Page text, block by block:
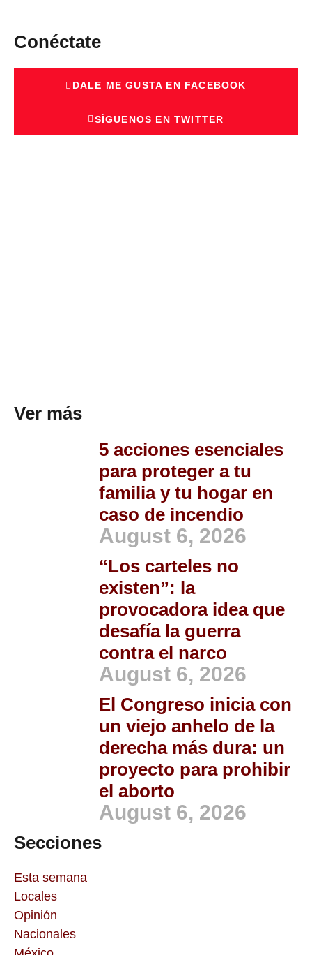
Conéctate
DALE ME GUSTA EN FACEBOOK
SÍGUENOS EN TWITTER
Ver más
5 acciones esenciales
para proteger a tu
familia y tu hogar en
caso de incendio
August 6, 2026
“Los carteles no
existen”: la
provocadora idea que
desafía la guerra
contra el narco
August 6, 2026
El Congreso inicia con
un viejo anhelo de la
derecha más dura: un
proyecto para prohibir
el aborto
August 6, 2026
Secciones
Esta semana
Locales
Opinión
Nacionales